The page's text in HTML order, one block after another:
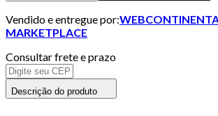
Vendido e entregue por:
MARKETPLACE
Consultar frete e prazo
Descrição do produto